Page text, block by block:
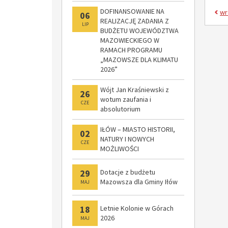
06
LIP
DOFINANSOWANIE NA
REALIZACJĘ ZADANIA Z
BUDŻETU WOJEWÓDZTWA
MAZOWIECKIEGO W
RAMACH PROGRAMU
„MAZOWSZE DLA KLIMATU
2026”
26
CZE
Wójt Jan Kraśniewski z
wotum zaufania i
absolutorium
02
CZE
IŁÓW – MIASTO HISTORII,
NATURY I NOWYCH
MOŻLIWOŚCI
29
MAJ
Dotacje z budżetu
Mazowsza dla Gminy Iłów
18
MAJ
Letnie Kolonie w Górach
2026